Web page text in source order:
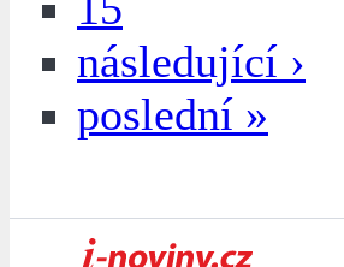
následující ›
poslední »